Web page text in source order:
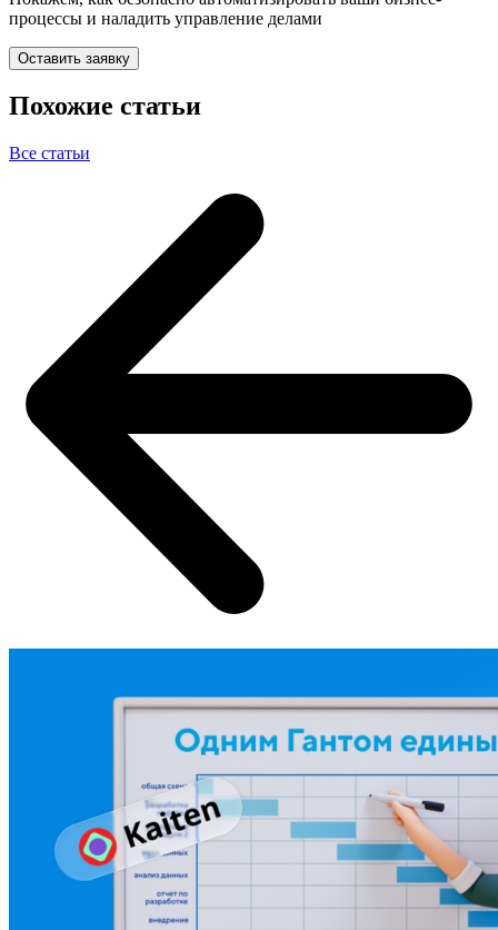
процессы и наладить управление делами
Оставить заявку
Похожие статьи
Все статьи